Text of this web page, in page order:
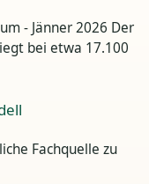
- Jänner 2026 Der
bei etwa 17.100
Fachquelle zu